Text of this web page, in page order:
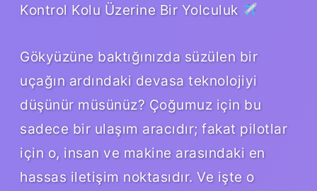
Kontrol Kolu Üzerine Bir Yolculuk
Gökyüzüne baktığınızda süzülen bir
uçağın ardındaki devasa teknolojiyi
düşünür müsünüz? Çoğumuz için bu
sadece bir ulaşım aracıdır; fakat pilotlar
için o, insan ve makine arasındaki en
hassas iletişim noktasıdır. Ve işte o